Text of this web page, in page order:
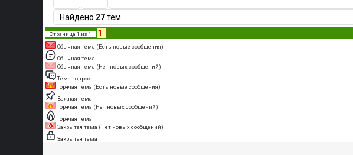
Найдено 27тем.
Страница 1 из 1 1
Обычная тема (Есть новые сообщения)
Обычная тема
Обычная тема (Нет новых сообщений)
Тема - опрос
Горячая тема (Есть новые сообщения)
Важная тема
Горячая тема (Нет новых сообщений)
Горячая тема
Закрытая тема (Нет новых сообщений)
Закрытая тема